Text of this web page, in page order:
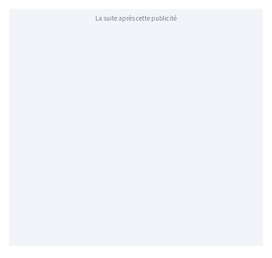
La suite après cette publicité